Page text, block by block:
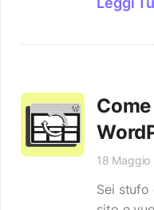
18 Maggio
Sei